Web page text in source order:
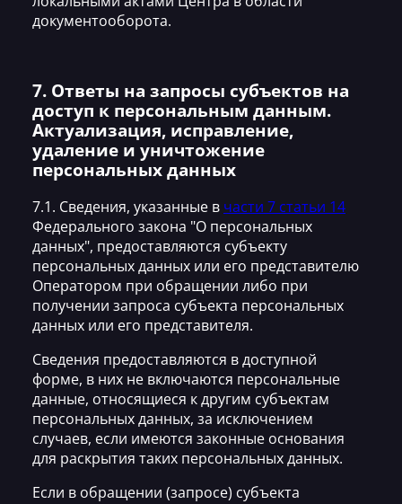
документооборота.
7. Ответы на запросы субъектов на
доступ к персональным данным.
Актуализация, исправление,
удаление и уничтожение
персональных данных
7.1. Сведения, указанные в части 7 статьи 14
Федерального закона "О персональных
данных", предоставляются субъекту
персональных данных или его представителю
Оператором при обращении либо при
получении запроса субъекта персональных
данных или его представителя.
Сведения предоставляются в доступной
форме, в них не включаются персональные
данные, относящиеся к другим субъектам
персональных данных, за исключением
случаев, если имеются законные основания
для раскрытия таких персональных данных.
Если в обращении (запросе) субъекта